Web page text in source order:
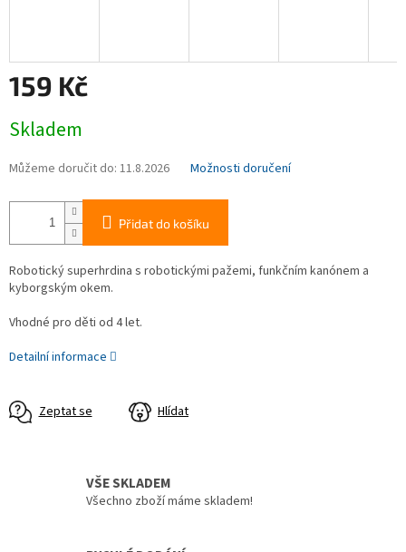
159 Kč
cena:
Skladem
Můžeme doručit do: 11.8.2026 Možnosti doručení
Přidat do košíku
Robotický superhrdina s robotickými pažemi, funkčním kanónem a
kyborgským okem.
Vhodné pro děti od 4 let.
Detailní informace
Zeptat se Hlídat
VŠE SKLADEM
Všechno zboží máme skladem!